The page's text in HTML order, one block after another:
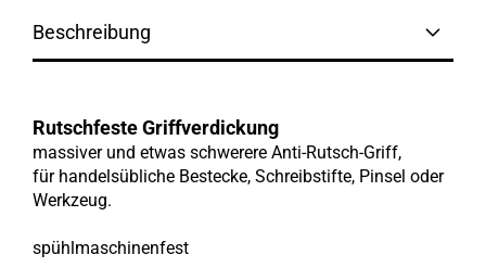
Beschreibung
Rutschfeste Griffverdickung
massiver und etwas schwerere Anti-Rutsch-Griff,
für handelsübliche Bestecke, Schreibstifte, Pinsel oder
Werkzeug.
spühlmaschinenfest